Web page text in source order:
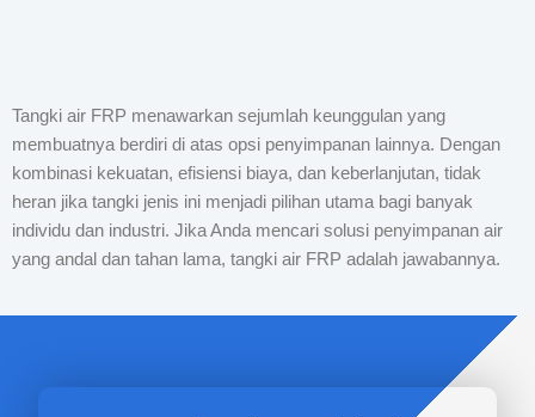
Tangki air FRP menawarkan sejumlah keunggulan yang
membuatnya berdiri di atas opsi penyimpanan lainnya. Dengan
kombinasi kekuatan, efisiensi biaya, dan keberlanjutan, tidak
heran jika tangki jenis ini menjadi pilihan utama bagi banyak
individu dan industri. Jika Anda mencari solusi penyimpanan air
yang andal dan tahan lama, tangki air FRP adalah jawabannya.